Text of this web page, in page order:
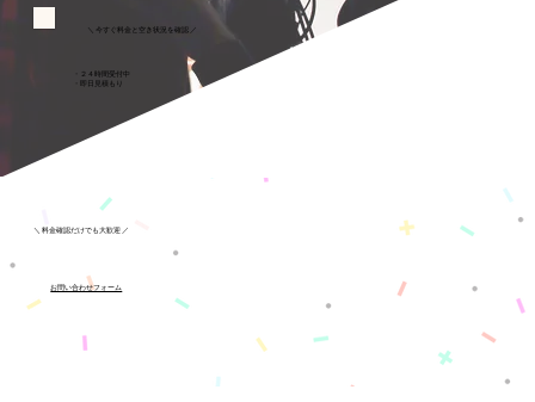
＼ 今すぐ料金と空き状況を確認 ／
・２４時間受付中
・即日見積もり
お問い合わせフォーム
＼ 料金確認だけでも大歓迎 ／